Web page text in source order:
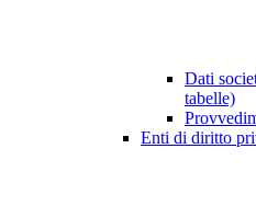
Dati
tabelle)
Enti di diritto